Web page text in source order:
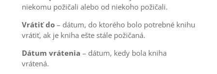
niekomu požičali alebo od niekoho požičali.
Vrátiť do– dátum, do ktorého bolo potrebné knihu
vrátiť, ak je kniha ešte stále požičaná.
Dátum vrátenia – dátum, kedy bola kniha
vrátená.